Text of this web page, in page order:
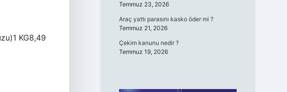
KG8,49
Temmuz 23, 2026
Araç yattı parasını kasko öder mi ?
Temmuz 21, 2026
Çekim kanunu nedir ?
Temmuz 19, 2026